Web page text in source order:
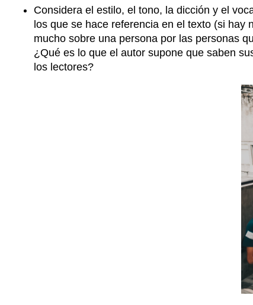
Considera el estilo, el tono, la dicción y el
los que se hace referencia en el texto (si
mucho sobre una persona por las personas
¿Qué es lo que el autor supone que saben
los lectores?